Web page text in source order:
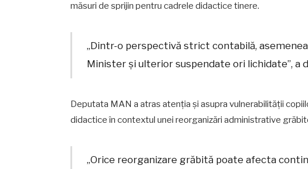
măsuri de sprijin pentru cadrele didactice tinere.
„Dintr-o perspectivă strict contabilă,
Minister și ulterior suspendate ori lichidate”, a
Deputata MAN a atras atenția și asupra vulnerabilității
didactice în contextul unei reorganizări administrative
„Orice reorganizare grăbită poate afecta